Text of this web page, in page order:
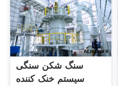
سنگ شکن سنگی
سیستم خنک کننده